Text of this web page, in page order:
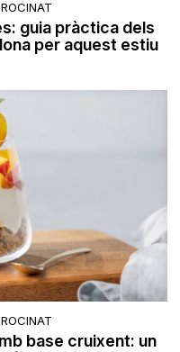
guia pràctica dels
per aquest estiu
base cruixent: un